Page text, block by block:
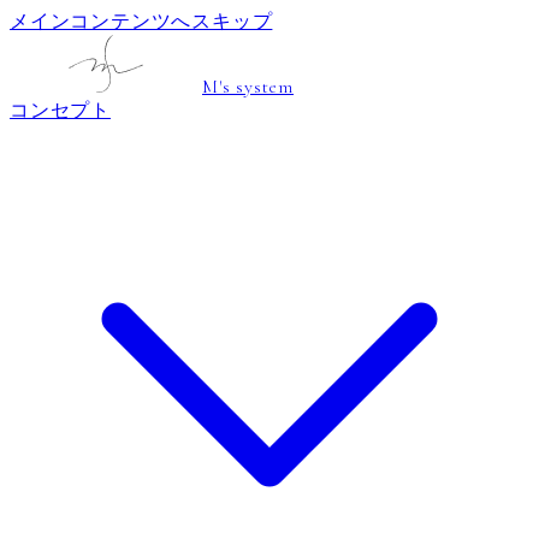
メインコンテンツへスキップ
M's system
コンセプト